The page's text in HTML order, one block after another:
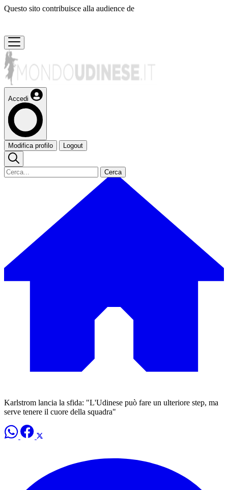
Questo sito contribuisce alla audience de
Accedi
Modifica profilo Logout
Cerca
Karlstrom lancia la sfida: "L'Udinese può fare un ulteriore step, ma
serve tenere il cuore della squadra"